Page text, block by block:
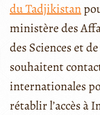
du Tadjikistan
ministère des
des Sciences et
souhaitent
internationales
rétablir l’accès à